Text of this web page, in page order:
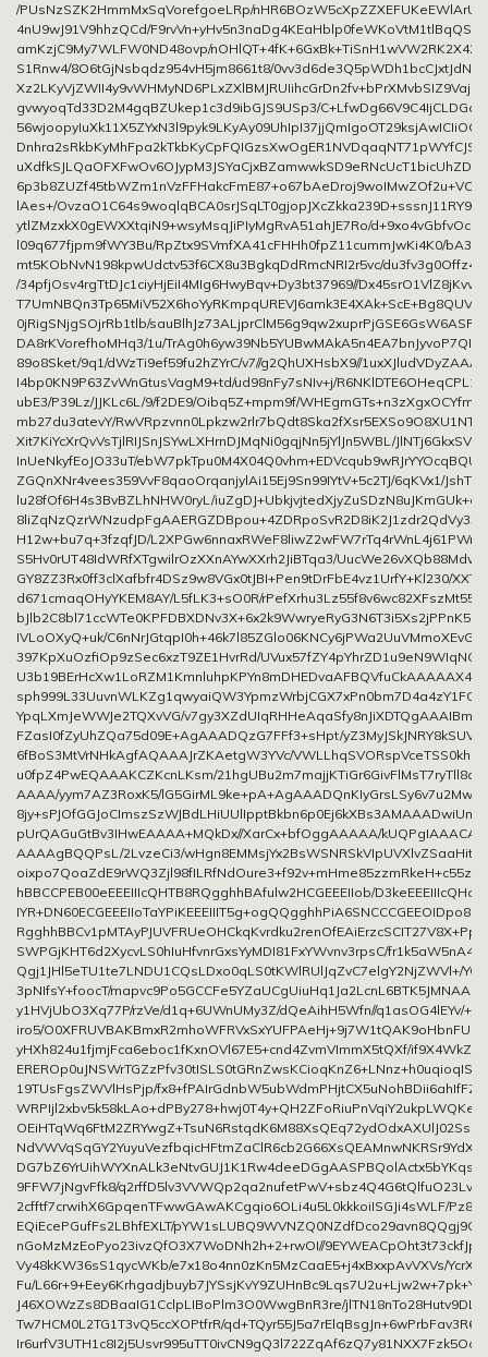
/PUsNzSZK2HmmMxSqVorefgoeLRp/
4nU9wJ91V9hhzQCd/
amKzjC9My7WLFW0ND48ovp/
S1Rnw4/8O6tGjNsbqdz954vH5jm8661t8/
gvwyoqTd33D2M4gqBZUkep1c3d9ibGJS9USp3/
lAes+/
ytlZMzxkX0gEWXXtqiN9+wsyMsqJiPIyMgRvA51ahJE7Ro/
l09q677fjpm9fWY3Bu/RpZtx9SVmfXA41cFHHh0fpZ11cummJwKi4K0/
mt5KObNvN198kpwUdctv53f6CX8u3BgkqDdRmcNRI2r5vc/
/34pfjOsv4rgTtDJc1ciyHjEiI4MIg6HwyBqv+Dy3bt37969//
0jRigSNjgSOjrRb1tlb/
DA8rKVorefhoMHq3/1u/
89o8Sket/9q1/dWzTi9ef59fu2hZYrC/v7//g2QhUXHsbX9//
I4bp0KN9P63ZvWnGtusVagM9+td/ud98nFy7sNIv+j/
ubE3/P39Lz/JJKLc6L/9/f2DE9/Oibq5Z+mpm9f/
mb27du3atevY/
Xit7KiYcXrQvVsTjlRIJSnJSYwLXHrnDJMqNi0gqjNn5jYlJn5WBL/
InUeNkyfEoJO33uT/
ZGQnXNr4vees359VvF8qaoOrqanjylAi15Ej9Sn99IYtV+5c2TJ/6qKVx1/
lu28fOf6H4s3BvBZLhNHW0ryL/
H12w+bu7q+3fzqfJD/
S5Hv0rUT48IdWRfXTgwilrOzXXnAYwXXrh2JiBTqa3/
GY8ZZ3Rx0ff3clXafbfr4DSz9w8VGx0tJBI+Pen9tDrFbE4vz1UrfY+Kl230/
d671cmaqOHyYKEM8AY/L5fLK3+sO0R/
IVLoOXyQ+uk/
397KpXuOzfiOp9zSec6xzT9ZE1HvrRd/
YpqLXmJeWWJe2TQXvVG/
FZasI0fZyUhZQa75d09E+AgAAADQzG7FFf3+sHpt/
6fBoS3MtVrNHkAgfAQAAAJrZKAetgW3YVc/
u0fpZ4PwEQAAAKCZKcnLKsm/
AAAA/yym7AZ3RoxK5/
pUrQAGuGtBv3IHwEAAAA+MQkDx//XarCx+bfOggAAAAA/
AAAAgBQQPsL/2LvzeCi3/
hBBCCPEB00eEEEIIIcQHTB8RQgghhBAfulw2HCGEEEIIob/
SWPGjKHT6d2XycvLS0hIuHfvnrGxsYyMDI81FxYWvnv3rpsC/
Qgj1JHl5eTU1te7LNDU1CQsLDxo0qLS0tKWlRUlJqZvC7elgY2NjZWVl+/
3pNIfsY+foocT/
y1HVjUbO3Xq77P/rzVe/d1q+6UWnUMy3Z/dQeAihH5Wfn//q1asOG4lEYv/+/
iro5/
yHXh824u1fjmjFca6eboc1fKxnOVl67E5+cnd4ZvmVImmX5tQXf/
19TUsFgsZWVlHsPjp/
9FFW7jNgvFfk8/
2cfftf7crwihX6GpqenTFwwGAwAKCgqio6OLi4u5L0kkkoiISGJi4sWLF/
EQiEcePGufFs2LBhfEXLT/
nGoMzMzEoPyo23ivzQfO3X7WoDNh2h+2+rwOI//
Vy48kKW36sS1qycWKb/e7x18o4nn0zKn5MzCaaE5+j4xBxxpAvVXVs/
Fu/
J46XOWzZs8DBaaIG1CclpLIBoPlm3O0WwgBnR3re/
Tw7HCM0L2TG1T3vQ5ccXOPtfrR/